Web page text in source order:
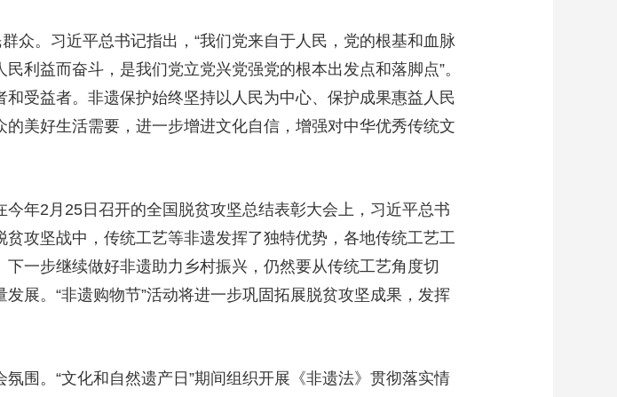
众。习近平总书记指出，“我们党来自于人民，党的根基和血脉
利益而奋斗，是我们党立党兴党强党的根本出发点和落脚点”。
受益者。非遗保护始终坚持以人民为中心、保护成果惠益人民
美好生活需要，进一步增进文化自信，增强对中华优秀传统文
年2月25日召开的全国脱贫攻坚总结表彰大会上，习近平总书
攻坚战中，传统工艺等非遗发挥了独特优势，各地传统工艺工
一步继续做好非遗助力乡村振兴，仍然要从传统工艺角度切
展。“非遗购物节”活动将进一步巩固拓展脱贫攻坚成果，发挥
围。“文化和自然遗产日”期间组织开展《非遗法》贯彻落实情